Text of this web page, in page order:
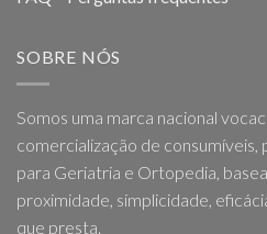
SOBRE NÓS
Somos uma marca nacional
comercialização de
para Geriatria e Ortopedia,
proximidade, simplicidade,
que presta.